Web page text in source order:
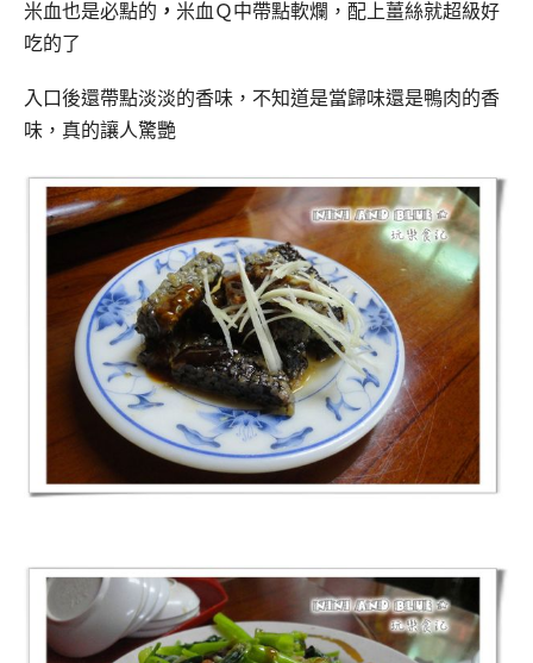
米血也是必點的 ， 米血Ｑ中帶點軟爛，配上薑絲就超級好
吃的了
入口後還帶點淡淡的香味，不知道是當歸味還是鴨肉的香
味，真的讓人驚艷